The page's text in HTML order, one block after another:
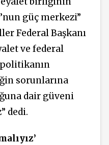
güç merkezi”
Federal Başkanı
ve federal
sorunlarına
dair güveni
dedi.